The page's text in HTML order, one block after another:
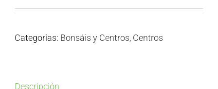
Categorías: Bonsáis y Centros, Centros
Descripción